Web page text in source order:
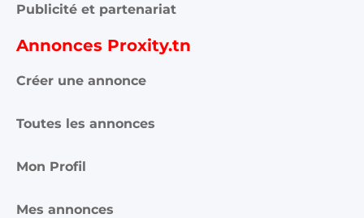
Publicité et partenariat
Annonces Proxity.tn
Créer une annonce
Toutes les annonces
Mon Profil
Mes annonces